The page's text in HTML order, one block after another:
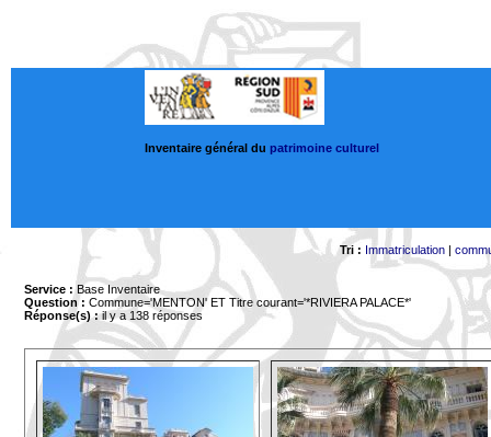
Inventaire général du patrimoine culturel
Tri : Immatriculation|
Service : Base Inventaire
Question : Commune='MENTON' ET Titre courant='*RIVIERA PALACE*'
Réponse(s) :il y a 138 réponses